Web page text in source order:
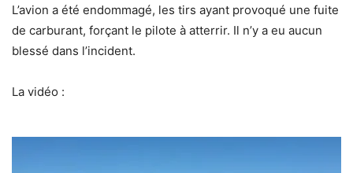
L’avion a été endommagé, les tirs ayant provoqué une fuite
de carburant, forçant le pilote à atterrir. Il n’y a eu aucun
blessé dans l’incident.
La vidéo :